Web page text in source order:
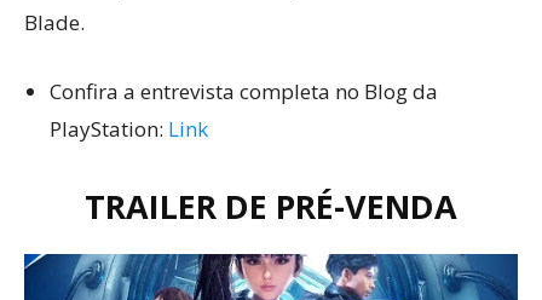
Blade.
Confira a entrevista completa no Blog da
PlayStation: Link
TRAILER DE PRÉ-VENDA